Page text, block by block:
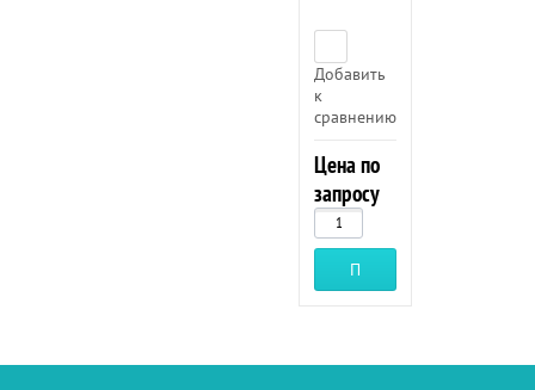
Добавить
к
сравнению
Цена по
запросу
Предзаказ